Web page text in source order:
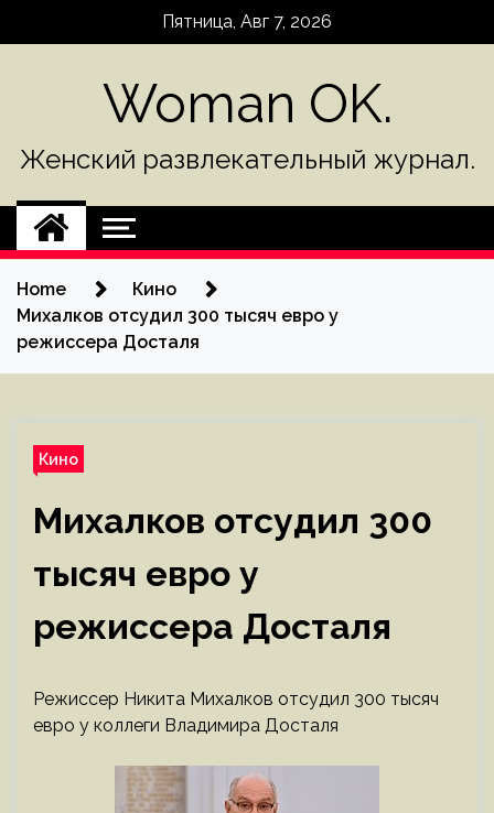
Пятница, Авг 7, 2026
Woman OK.
Женский развлекательный журнал.
Home
Кино
Михалков отсудил 300 тысяч евро у
режиссера Досталя
Кино
Михалков отсудил 300
тысяч евро у
режиссера Досталя
Режиссер Никита Михалков отсудил 300 тысяч
евро у коллеги Владимира Досталя